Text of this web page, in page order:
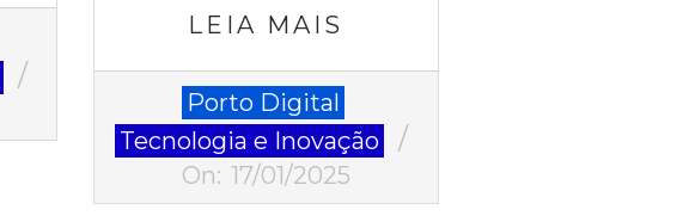
LEIA MAIS
01-
17
Porto Digital
Tecnologia e Inovação
On: 17/01/2025